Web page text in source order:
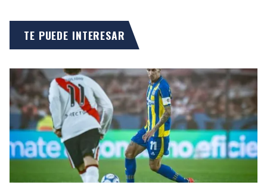
TE PUEDE INTERESAR